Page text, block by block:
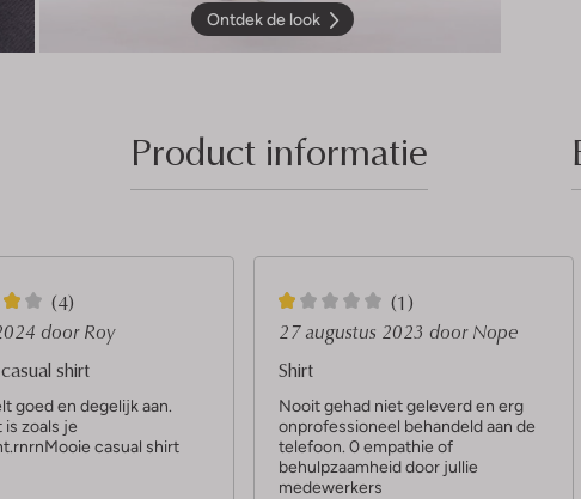
Ontdek de look
Product informatie
(4)
door Roy
shirt
goed en degelijk aan.
is zoals je
casual shirt
1
S
t
e
r
(1)
27 augustus 2023 door Nope
Shirt
Nooit gehad niet geleverd en erg
onprofessioneel behandeld aan de
telefoon. 0 empathie of
behulpzaamheid door jullie
medewerkers